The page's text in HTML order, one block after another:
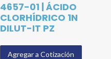
4657-01 | ÁCIDO
CLORHÍDRICO 1N
DILUT-IT PZ
Agregar a Cotización